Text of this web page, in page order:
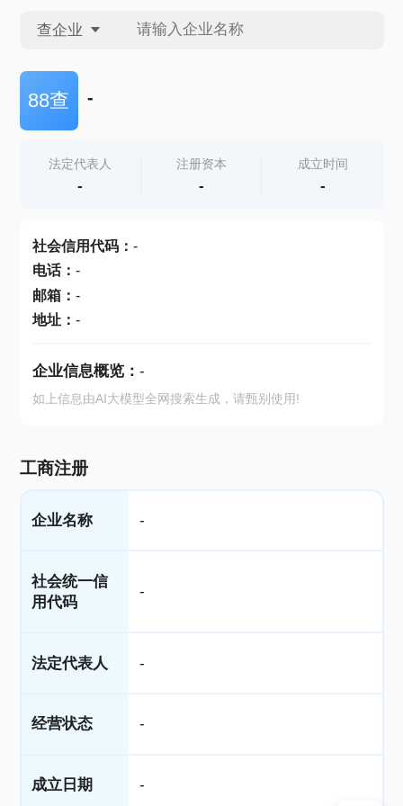
查企业
查企业
查产地
88查 -
法定代表人
-
注册资本
-
成立时间
-
社会信用代码： -
电话： -
邮箱： -
地址： -
企业信息概览： -
如上信息由AI大模型全网搜索生成，请甄别使用!
工商注册
企业名称 -
社会统一信
用代码
-
法定代表人 -
经营状态 -
成立日期 -